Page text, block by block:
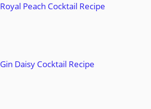
Royal Peach Cocktail Recipe
Gin Daisy Cocktail Recipe